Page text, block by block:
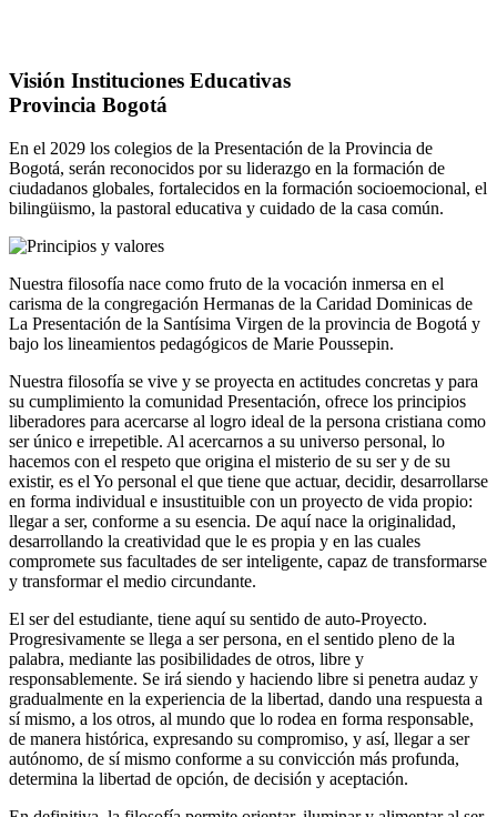
Visión Instituciones Educativas
Provincia Bogotá
En el 2029 los colegios de la Presentación de la Provincia de
Bogotá, serán reconocidos por su liderazgo en la formación de
ciudadanos globales, fortalecidos en la formación socioemocional, el
bilingüismo, la pastoral educativa y cuidado de la casa común.
Nuestra filosofía nace como fruto de la vocación inmersa en el
carisma de la congregación Hermanas de la Caridad Dominicas de
La Presentación de la Santísima Virgen de la provincia de Bogotá y
bajo los lineamientos pedagógicos de Marie Poussepin.
Nuestra filosofía se vive y se proyecta en actitudes concretas y para
su cumplimiento la comunidad Presentación, ofrece los principios
liberadores para acercarse al logro ideal de la persona cristiana como
ser único e irrepetible. Al acercarnos a su universo personal, lo
hacemos con el respeto que origina el misterio de su ser y de su
existir, es el Yo personal el que tiene que actuar, decidir, desarrollarse
en forma individual e insustituible con un proyecto de vida propio:
llegar a ser, conforme a su esencia. De aquí nace la originalidad,
desarrollando la creatividad que le es propia y en las cuales
compromete sus facultades de ser inteligente, capaz de transformarse
y transformar el medio circundante.
El ser del estudiante, tiene aquí su sentido de auto-Proyecto.
Progresivamente se llega a ser persona, en el sentido pleno de la
palabra, mediante las posibilidades de otros, libre y
responsablemente. Se irá siendo y haciendo libre si penetra audaz y
gradualmente en la experiencia de la libertad, dando una respuesta a
sí mismo, a los otros, al mundo que lo rodea en forma responsable,
de manera histórica, expresando su compromiso, y así, llegar a ser
autónomo, de sí mismo conforme a su convicción más profunda,
determina la libertad de opción, de decisión y aceptación.